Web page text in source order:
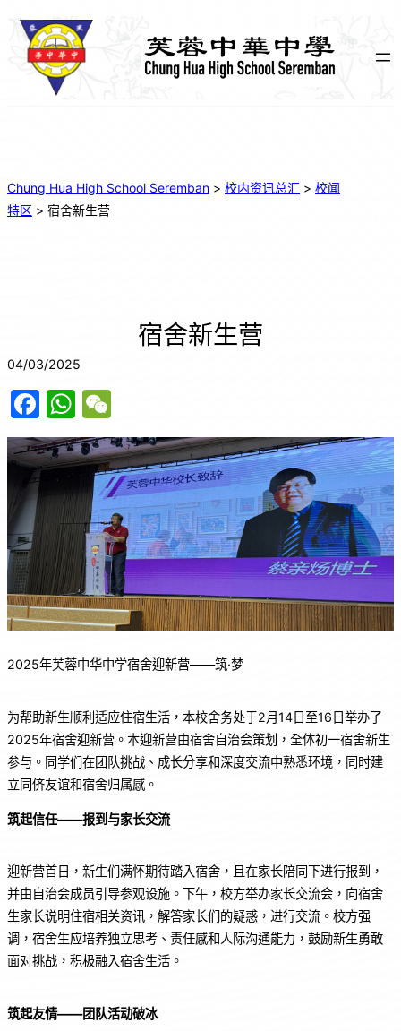
Chung Hua High School Seremban > 校内资讯总汇 > 校闻
特区 > 宿舍新生营
宿舍新生营
04/03/2025
F
a
c
e
b
o
o
k
W
h
at
s
A
p
p
e
C
h
at
2025年芙蓉中华中学宿舍迎新营——筑·梦
为帮助新生顺利适应住宿生活，本校舍务处于2月14日至16日举办了
2025年宿舍迎新营。本迎新营由宿舍自治会策划，全体初一宿舍新生
参与。同学们在团队挑战、成长分享和深度交流中熟悉环境，同时建
立同侪友谊和宿舍归属感。
筑起信任——报到与家长交流
迎新营首日，新生们满怀期待踏入宿舍，且在家长陪同下进行报到，
并由自治会成员引导参观设施。下午，校方举办家长交流会，向宿舍
生家长说明住宿相关资讯，解答家长们的疑惑，进行交流。校方强
调，宿舍生应培养独立思考、责任感和人际沟通能力，鼓励新生勇敢
面对挑战，积极融入宿舍生活。
筑起友情——团队活动破冰